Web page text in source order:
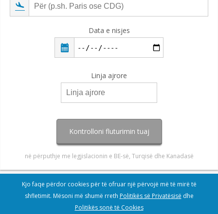
Data e nisjes
Linja ajrore
Kontrolloni fluturimin tuaj
në përputhje me legjislacionin e BE-së, Turqisë dhe Kanadasë
Kjo faqe përdor cookies për të ofruar një përvojë më të mirë të
shfletimit. Mësoni më shumë rreth Politikës së Privatësisë dhe
Politikës sonë të Cookies